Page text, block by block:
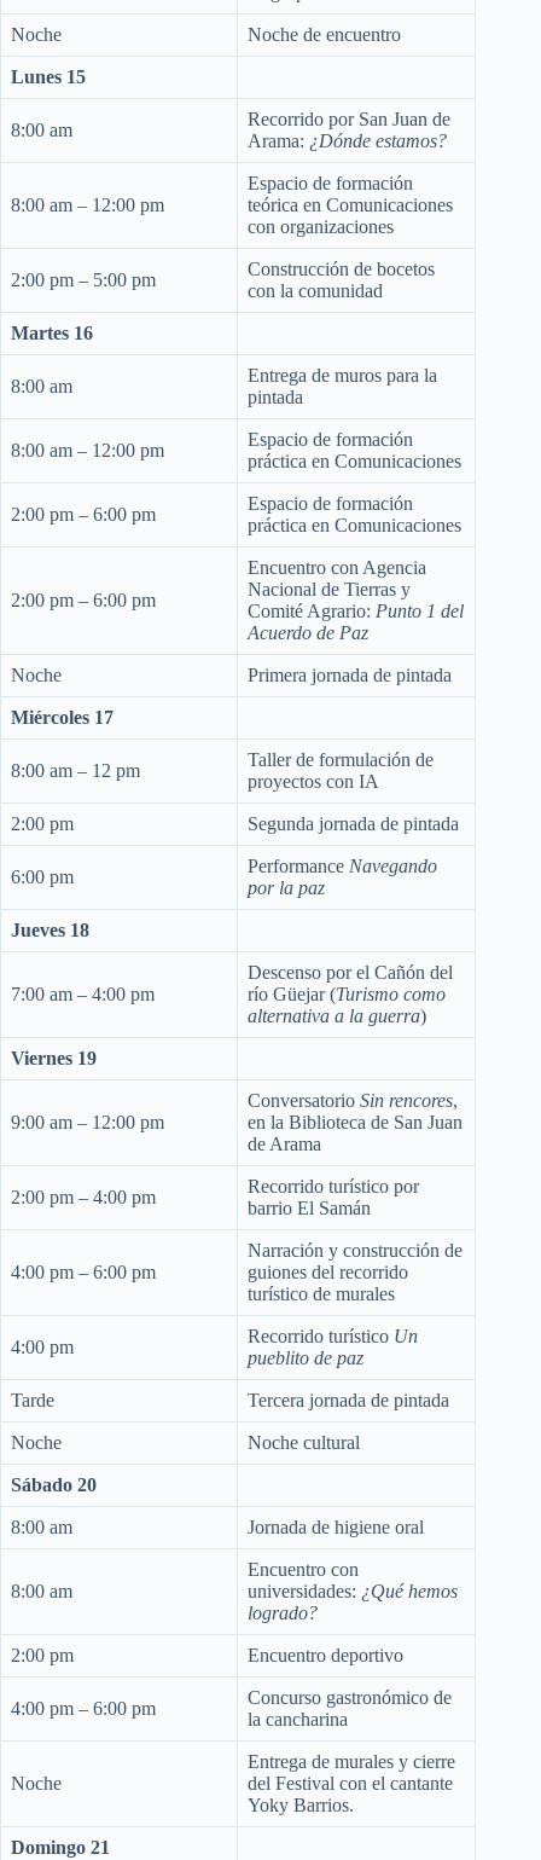
Noche Noche de encuentro
Lunes 15
8:00 am
Recorrido por San Juan de
Arama: ¿Dónde estamos?
8:00 am – 12:00 pm
Espacio de formación
teórica en Comunicaciones
con organizaciones
2:00 pm – 5:00 pm
Construcción de bocetos
con la comunidad
Martes 16
8:00 am
Entrega de muros para la
pintada
8:00 am – 12:00 pm
Espacio de formación
práctica en Comunicaciones
2:00 pm – 6:00 pm
Espacio de formación
práctica en Comunicaciones
2:00 pm – 6:00 pm
Encuentro con Agencia
Nacional de Tierras y
Comité Agrario: Punto 1 del
Acuerdo de Paz
Noche Primera jornada de pintada
Miércoles 17
8:00 am – 12 pm
Taller de formulación de
proyectos con IA
2:00 pm Segunda jornada de pintada
6:00 pm
Performance Navegando
por la paz
Jueves 18
7:00 am – 4:00 pm
Descenso por el Cañón del
río Güejar (Turismo como
alternativa a la guerra)
Viernes 19
9:00 am – 12:00 pm
Conversatorio Sin rencores,
en la Biblioteca de San Juan
de Arama
2:00 pm – 4:00 pm
Recorrido turístico por
barrio El Samán
4:00 pm – 6:00 pm
Narración y construcción de
guiones del recorrido
turístico de murales
4:00 pm
Recorrido turístico Un
pueblito de paz
Tarde Tercera jornada de pintada
Noche Noche cultural
Sábado 20
8:00 am Jornada de higiene oral
8:00 am
Encuentro con
universidades: ¿Qué hemos
logrado?
2:00 pm Encuentro deportivo
4:00 pm – 6:00 pm
Concurso gastronómico de
la cancharina
Noche
Entrega de murales y cierre
del Festival con el cantante
Yoky Barrios.
Domingo 21